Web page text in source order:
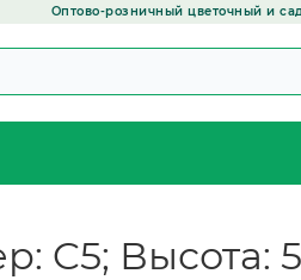
Оптово-розничный цветочный и
C5; Высота: